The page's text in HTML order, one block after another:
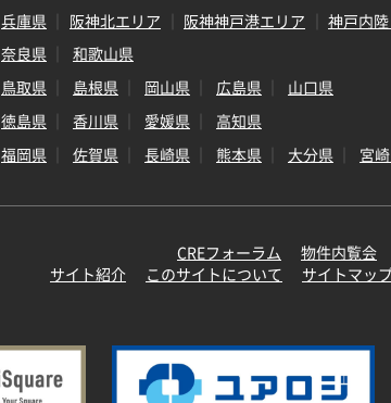
兵庫県
阪神北エリア 阪神神戸港エリア 神戸内
奈良県
和歌山県
鳥取県 島根県 岡山県 広島県
山口県
徳島県 香川県 愛媛県
高知県
福岡県 佐賀県 長崎県 熊本県 大分県 宮
CREフォーラム 物件内覧会
サイト紹介
このサイトについて サイトマッ